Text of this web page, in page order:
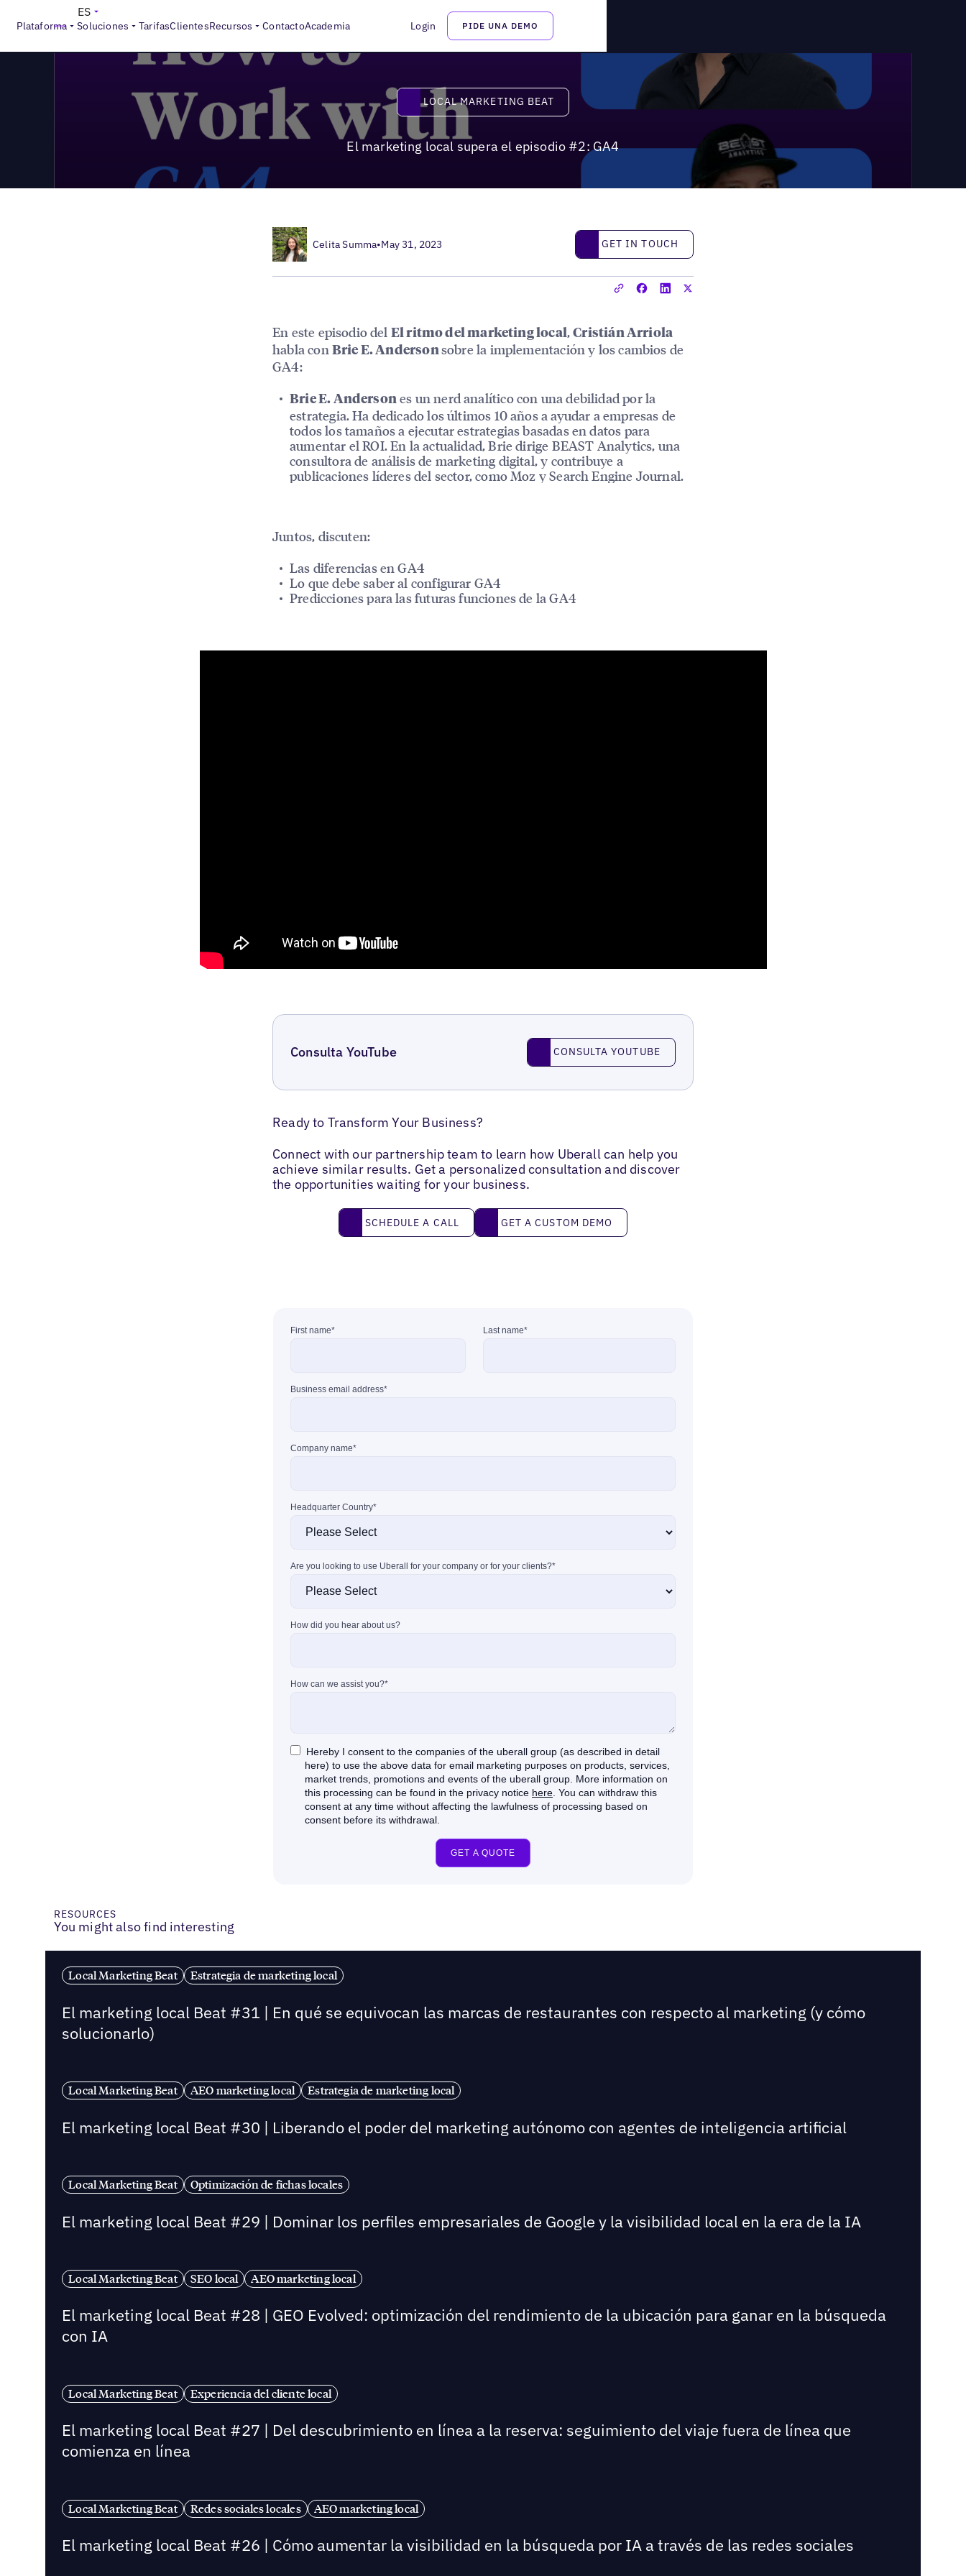
Plataforma Soluciones TarifasClientesRecursos ContactoAcademia Login PIDE UNA DEMO
ES
Local Marketing Beat
Local Marketing Beat
LOCAL MARKETING BEAT
El marketing local supera el episodio #2: GA4
Celita Summa•May 31, 2023 Get in touch
GET IN TOUCH
En este episodio del El ritmo del marketing local,Cristián Arriola
habla con Brie E. Andersonsobre la implementación y los cambios de
GA4:
Brie E. Anderson es un nerd analítico con una debilidad por la
estrategia. Ha dedicado los últimos 10 años a ayudar a empresas de
todos los tamaños a ejecutar estrategias basadas en datos para
aumentar el ROI. En la actualidad, Brie dirige BEAST Analytics, una
consultora de análisis de marketing digital, y contribuye a
publicaciones líderes del sector, como Moz y Search Engine Journal.
Juntos, discuten:
Las diferencias en GA4
Lo que debe saber al configurar GA4
Predicciones para las futuras funciones de la GA4
Consulta YouTube Consulta YouTube
CONSULTA YOUTUBE
Ready to Transform Your Business?
Connect with our partnership team to learn how Uberall can help you
achieve similar results. Get a personalized consultation and discover
the opportunities waiting for your business.
Schedule a call
SCHEDULE A CALL Get a custom demo
GET A CUSTOM DEMO
RESOURCES
You might also find interesting
Local Marketing Beat Estrategia de marketing local
El marketing local Beat #31 | En qué se equivocan las marcas de restaurantes con respecto al marketing (y cómo
solucionarlo)
Local Marketing Beat AEO marketing local Estrategia de marketing local
El marketing local Beat #30 | Liberando el poder del marketing autónomo con agentes de inteligencia artificial
Local Marketing Beat Optimización de fichas locales
El marketing local Beat #29 | Dominar los perfiles empresariales de Google y la visibilidad local en la era de la IA
Local Marketing Beat SEO local AEO marketing local
El marketing local Beat #28 | GEO Evolved: optimización del rendimiento de la ubicación para ganar en la búsqueda
con IA
Local Marketing Beat Experiencia del cliente local
El marketing local Beat #27 | Del descubrimiento en línea a la reserva: seguimiento del viaje fuera de línea que
comienza en línea
Local Marketing Beat Redes sociales locales AEO marketing local
El marketing local Beat #26 | Cómo aumentar la visibilidad en la búsqueda por IA a través de las redes sociales